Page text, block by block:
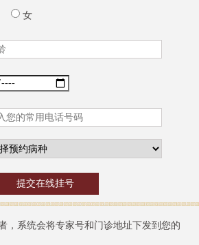
女
，系统会将专家号和门诊地址下发到您的